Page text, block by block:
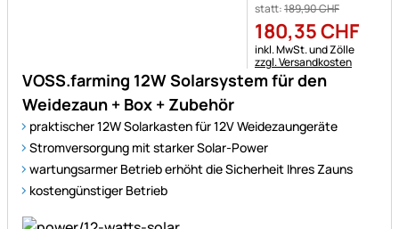
VOSS.farming 12W Solarsystem für den
Weidezaun + Box + Zubehör
praktischer 12W Solarkasten für 12V Weidezaungeräte
Stromversorgung mit starker Solar-Power
wartungsarmer Betrieb erhöht die Sicherheit Ihres Zauns
kostengünstiger Betrieb
statt:189,90CHF
180,35CHF
Steuerhinweis:
inkl. MwSt. und Zölle
zzgl. Versandkosten